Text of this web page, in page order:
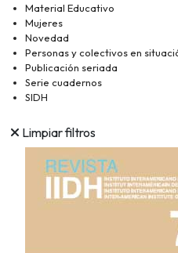
Material Educativo
Mujeres
Novedad
Personas y colectivos en
Publicación seriada
Serie cuadernos
SIDH
Limpiar filtros